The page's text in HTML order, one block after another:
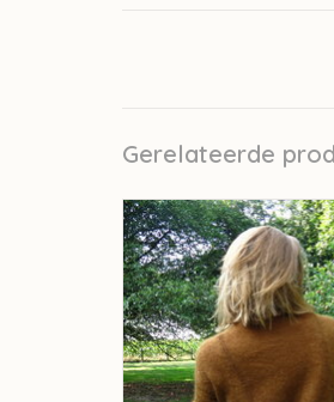
Gerelateerde
Salie
TOEVOEGEN AAN